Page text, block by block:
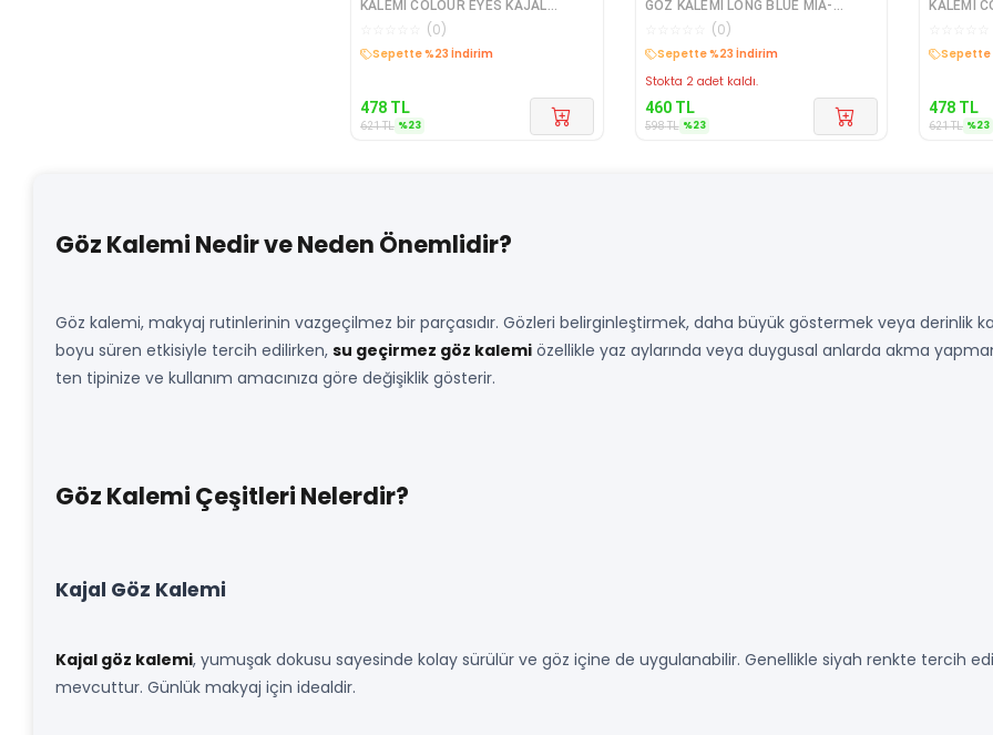
KALEMİ COLOUR EYES KAJAL
(0)
Sepette %23 İndirim
478 TL
621TL %23
GÖZ KALEMİ LONG BLUE MIA-
MO025 656272590017
(0)
Sepette %23 İndirim
Stokta 2 adet kaldı.
460 TL
598TL %23
KALEMİ COLOUR EYES KAJAL
Sepette
478 TL
621TL %23
Göz Kalemi Nedir ve Neden Önemlidir?
Göz kalemi, makyaj rutinlerinin vazgeçilmez bir parçasıdır. Gözleri belirginleştirmek, daha büyük göstermek veya derinlik
boyu süren etkisiyle tercih edilirken, su geçirmez göz kalemi özellikle yaz aylarında veya duygusal anlarda akma
ten tipinize ve kullanım amacınıza göre değişiklik gösterir.
Göz Kalemi Çeşitleri Nelerdir?
Kajal Göz Kalemi
Kajal göz kalemi, yumuşak dokusu sayesinde kolay sürülür ve göz içine de uygulanabilir. Genellikle siyah renkte tercih
mevcuttur. Günlük makyaj için idealdir.